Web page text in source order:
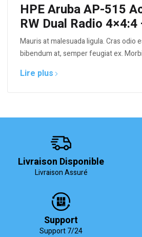
HPE Aruba AP-515
RW Dual Radio 4×4:4
Mauris at malesuada ligula. Cras odio
bibendum at, semper feugiat ex.
Lire plus
Livraison Disponible
Livraison Assuré
Support
Support 7/24